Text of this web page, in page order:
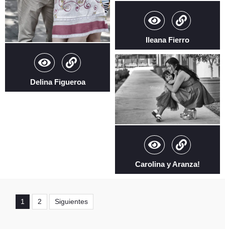
Delina Figueroa
Ileana Fierro
Carolina y Aranza!
1 2 Siguientes